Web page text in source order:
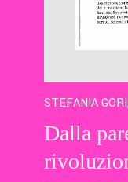
STEFANIA
Dalla